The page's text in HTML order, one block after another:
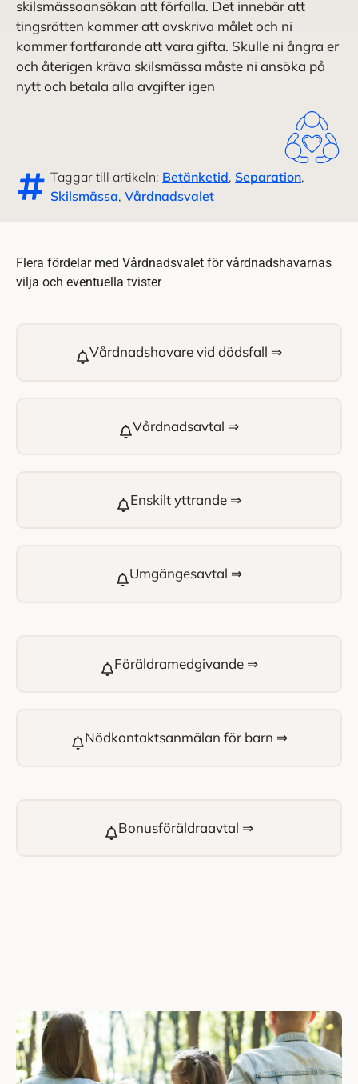
skilsmässoansökan att förfalla. Det innebär att
tingsrätten kommer att avskriva målet och ni
kommer fortfarande att vara gifta. Skulle ni ångra er
och återigen kräva skilsmässa måste ni ansöka på
nytt och betala alla avgifter igen
Taggar till artikeln: Betänketid, Separation,
Skilsmässa, Vårdnadsvalet
Flera fördelar med Vårdnadsvalet för vårdnadshavarnas
vilja och eventuella tvister
Vårdnadshavare vid dödsfall ⇒
Vårdnadsavtal ⇒
Enskilt yttrande ⇒
Umgängesavtal ⇒
Föräldramedgivande ⇒
Nödkontaktsanmälan för barn ⇒
Bonusföräldraavtal ⇒